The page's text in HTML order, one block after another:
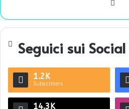
te
Seguici sui Social
1.2K
Subscribers
14.3K